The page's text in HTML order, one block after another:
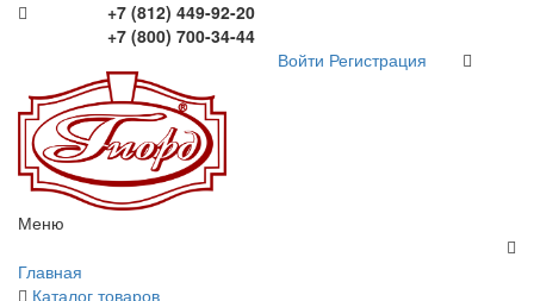
+7 (812) 449-92-20
+7 (800) 700-34-44
Войти Регистрация
Меню
Главная
Каталог товаров